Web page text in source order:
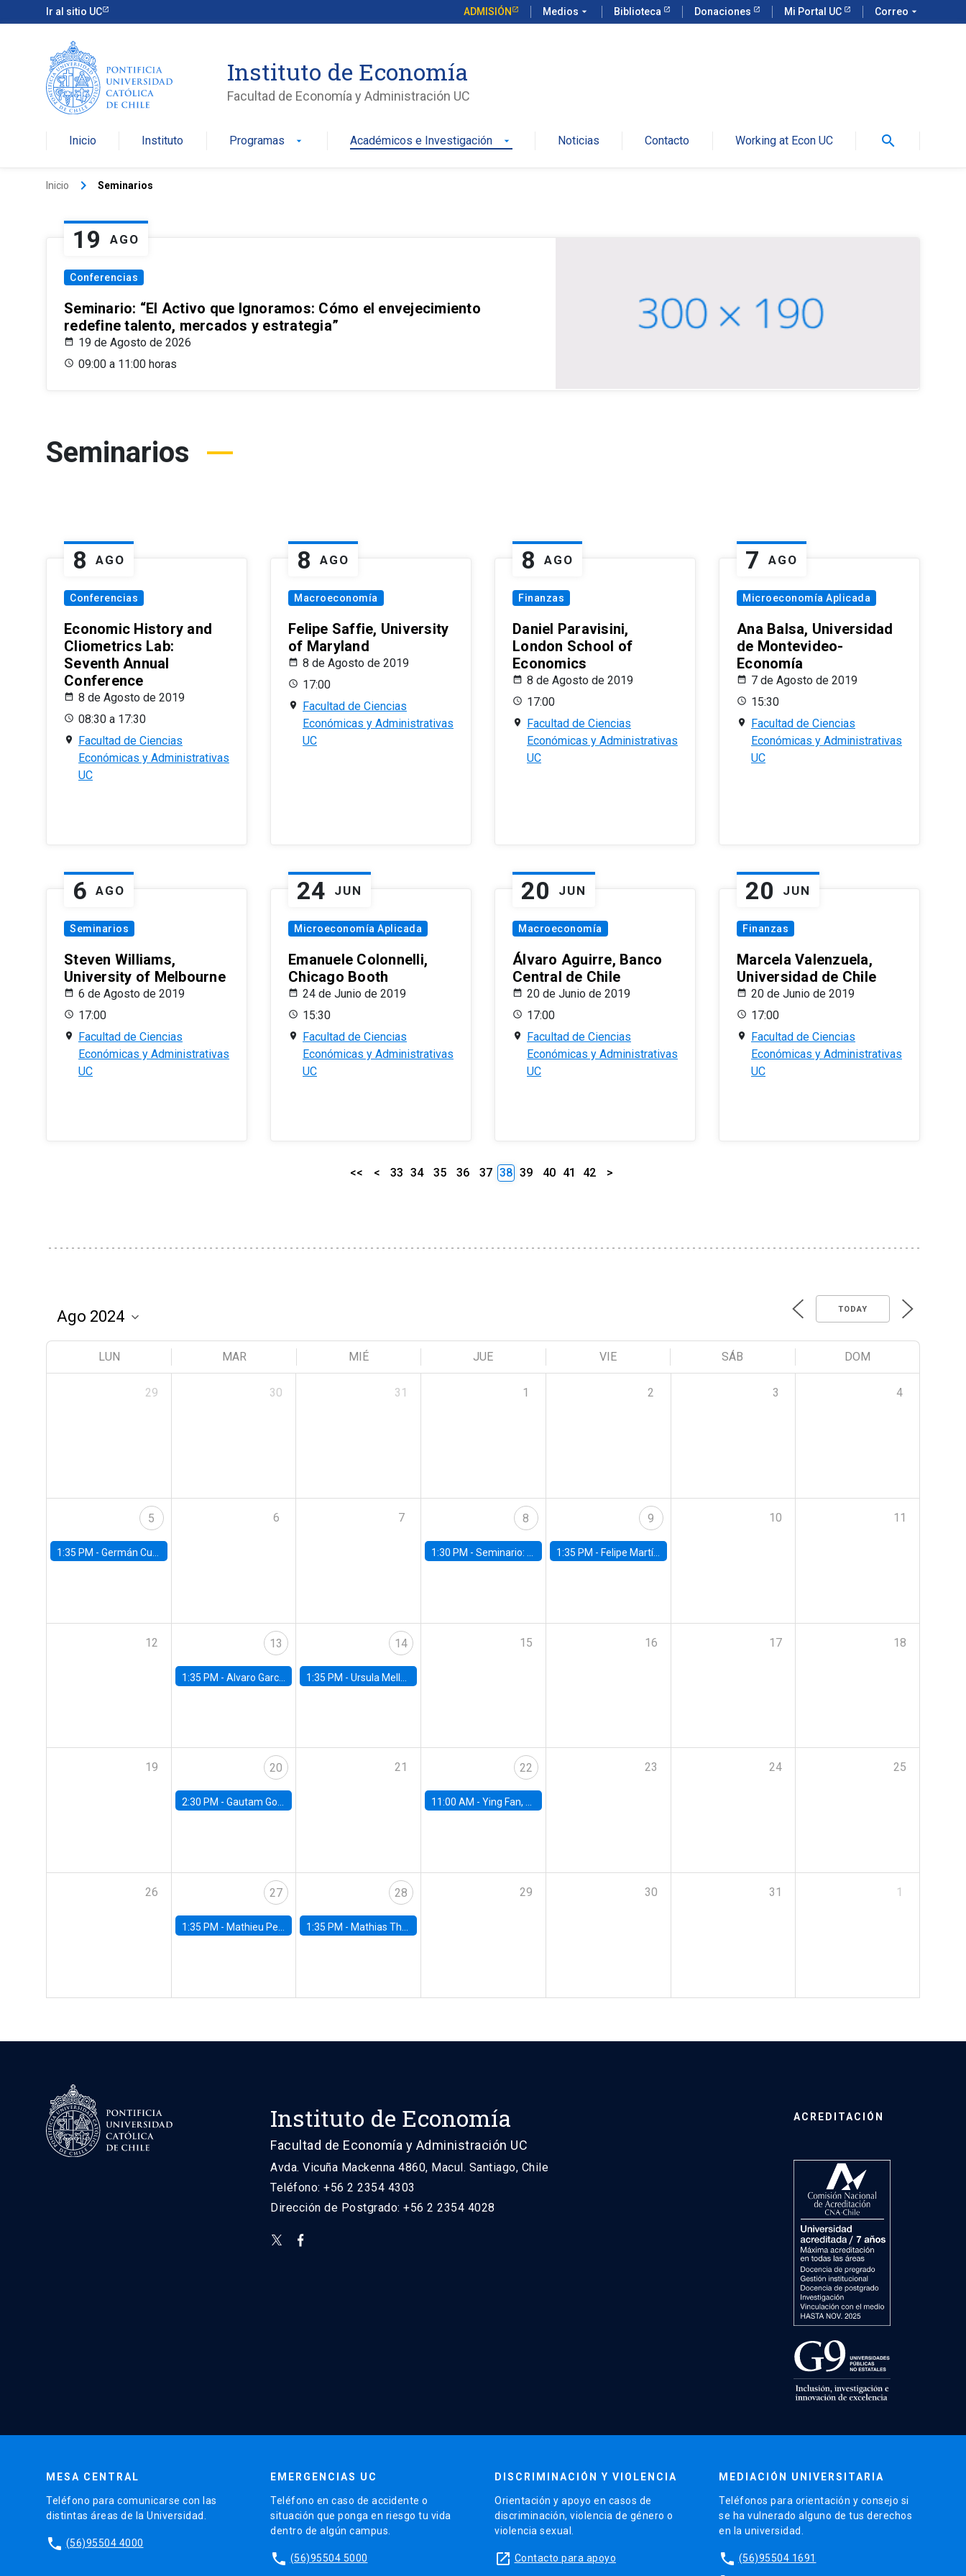
Ir al sitio UC ADMISIÓN Medios arrow_drop_down Biblioteca Donaciones Mi Portal UC Correo arrow_drop_down
Instituto de Economía
Facultad de Economía y Administración UC
Inicio Instituto Programas arrow_drop_down Académicos e Investigación arrow_drop_down Noticias Contacto Working at Econ UC search
Inicio keyboard_arrow_right Seminarios
19 AGO
Conferencias
Seminario: “El Activo que Ignoramos: Cómo el envejecimiento
redefine talento, mercados y estrategia”
19 de Agosto de 2026
09:00 a 11:00 horas
Seminarios
8 AGO
Conferencias
Economic History and
Cliometrics Lab:
Seventh Annual
Conference
8 de Agosto de 2019
08:30 a 17:30
Facultad de Ciencias
Económicas y Administrativas
UC
8 AGO
Macroeconomía
Felipe Saffie, University
of Maryland
8 de Agosto de 2019
17:00
Facultad de Ciencias
Económicas y Administrativas
UC
8 AGO
Finanzas
Daniel Paravisini,
London School of
Economics
8 de Agosto de 2019
17:00
Facultad de Ciencias
Económicas y Administrativas
UC
7 AGO
Microeconomía Aplicada
Ana Balsa, Universidad
de Montevideo-
Economía
7 de Agosto de 2019
15:30
Facultad de Ciencias
Económicas y Administrativas
UC
6 AGO
Seminarios
Steven Williams,
University of Melbourne
6 de Agosto de 2019
17:00
Facultad de Ciencias
Económicas y Administrativas
UC
24 JUN
Microeconomía Aplicada
Emanuele Colonnelli,
Chicago Booth
24 de Junio de 2019
15:30
Facultad de Ciencias
Económicas y Administrativas
UC
20 JUN
Macroeconomía
Álvaro Aguirre, Banco
Central de Chile
20 de Junio de 2019
17:00
Facultad de Ciencias
Económicas y Administrativas
UC
20 JUN
Finanzas
Marcela Valenzuela,
Universidad de Chile
20 de Junio de 2019
17:00
Facultad de Ciencias
Económicas y Administrativas
UC
<< < 33 34 35 36 37 38 39 40 41 42 >
TODAY
LUN MAR MIÉ JUE VIE SÁB DOM
29 30 31 1 2 3 4
5
1:35 PM - Germán Cubas, University of Houston
6 7 8
1:30 PM -Seminario: “Recuperando la humanidad para progresar en la era de la IA»
9
1:35 PM - Felipe Martínez, alumno Doctorado en Economía UC
10 11
12 13
1:35 PM - Alvaro Garcia-Marin, Universidad de Los Andes
14
1:35 PM -Ursula Mello, Insper - Institute of Education and Research
15 16 17 18
19 20
2:30 PM - Gautam Gowrisankaran, Columbia University
21 22
11:00 AM -Ying Fan, University of Michigan
23 24 25
26 27
1:35 PM - Mathieu Pedemonte, IDB
28
1:35 PM - Mathias Thoenig, University of Lausanne
29 30 31 1
Instituto de Economía
Facultad de Economía y Administración UC
Avda. Vicuña Mackenna 4860, Macul. Santiago, Chile
Teléfono: +56 2 2354 4303
Dirección de Postgrado: +56 2 2354 4028
ACREDITACIÓN
MESA CENTRAL
Teléfono para comunicarse con las
distintas áreas de la Universidad.
phone (56)95504 4000
EMERGENCIAS UC
Teléfono en caso de accidente o
situación que ponga en riesgo tu vida
dentro de algún campus.
phone (56)95504 5000
DISCRIMINACIÓN Y VIOLENCIA
Orientación y apoyo en casos de
discriminación, violencia de género o
violencia sexual.
launch Contacto para apoyo
MEDIACIÓN UNIVERSITARIA
Teléfonos para orientación y consejo si
se ha vulnerado alguno de tus derechos
en la universidad.
phone (56)95504 1691